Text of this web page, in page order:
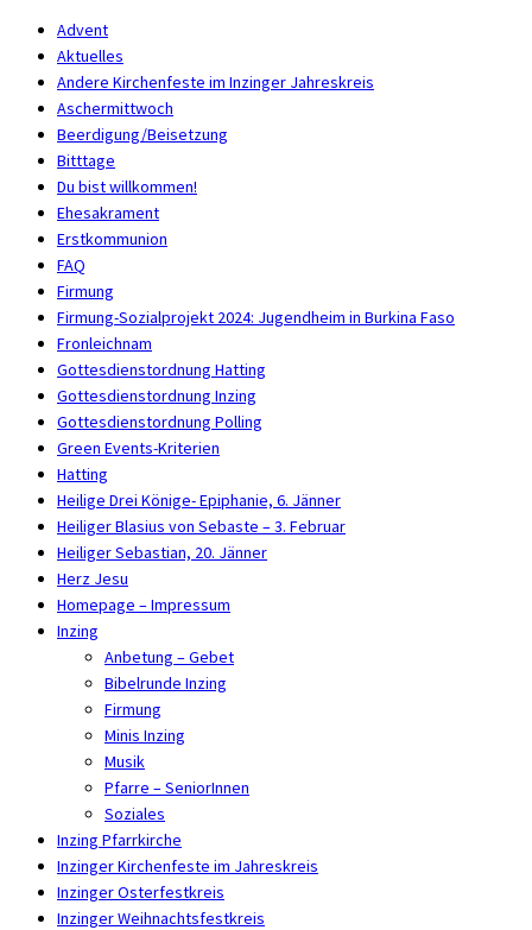
Advent
Aktuelles
Andere Kirchenfeste im Inzinger Jahreskreis
Aschermittwoch
Beerdigung/Beisetzung
Bitttage
Du bist willkommen!
Ehesakrament
Erstkommunion
FAQ
Firmung
Firmung-Sozialprojekt 2024: Jugendheim in Burkina Faso
Fronleichnam
Gottesdienstordnung Hatting
Gottesdienstordnung Inzing
Gottesdienstordnung Polling
Green Events-Kriterien
Hatting
Heilige Drei Könige- Epiphanie, 6. Jänner
Heiliger Blasius von Sebaste – 3. Februar
Heiliger Sebastian, 20. Jänner
Herz Jesu
Homepage – Impressum
Inzing
Anbetung – Gebet
Bibelrunde Inzing
Firmung
Minis Inzing
Musik
Pfarre – SeniorInnen
Soziales
Inzing Pfarrkirche
Inzinger Kirchenfeste im Jahreskreis
Inzinger Osterfestkreis
Inzinger Weihnachtsfestkreis